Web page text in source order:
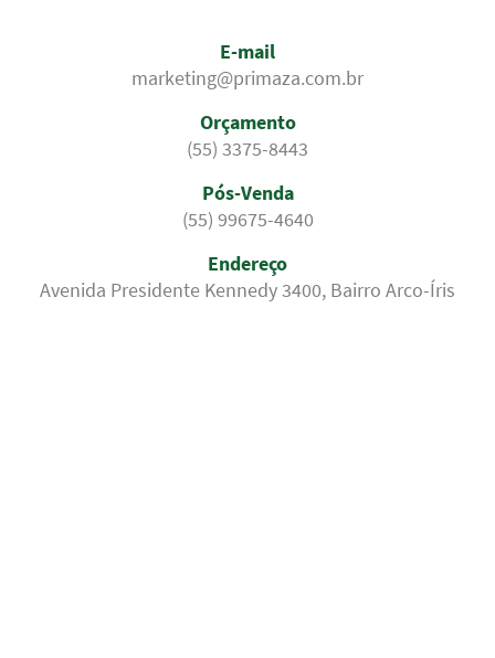
E-mail
marketing@primaza.com.br
Orçamento
(55) 3375-8443
Pós-Venda
(55) 99675-4640
Endereço
Avenida Presidente Kennedy 3400, Bairro Arco-Íris